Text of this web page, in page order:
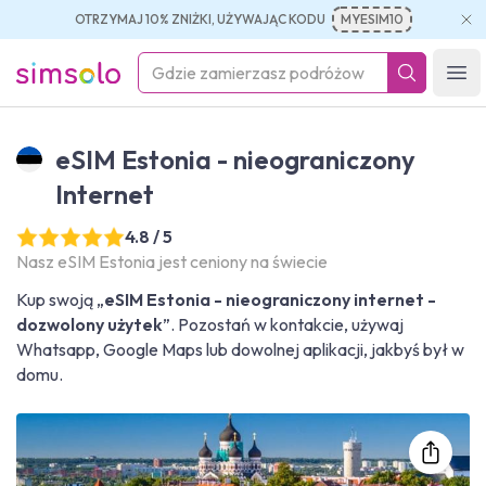
OTRZYMAJ 10% ZNIŻKI, UŻYWAJĄC KODU MYESIM10
simsolo
eSIM Estonia - nieograniczony
Internet
4.8 / 5
Nasz eSIM Estonia jest ceniony na świecie
Kup swoją „eSIM Estonia - nieograniczony internet -
dozwolony użytek”. Pozostań w kontakcie, używaj
Whatsapp, Google Maps lub dowolnej aplikacji, jakbyś był w
domu.